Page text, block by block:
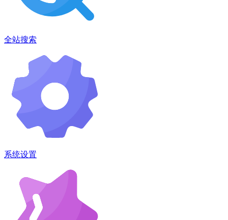
全站搜索
系统设置